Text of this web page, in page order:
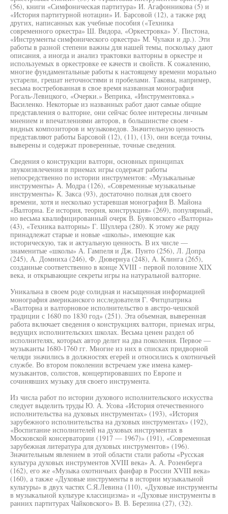
(56), книги «Симфоническая партитура» И. Агафонникова (5) и
«История партитурной нотации» И. Барсовой (12), а также ряд
других, написанных как учебные пособия («Техника
современного оркестра» Ш. Видора, «Оркестровка» У. Пистона,
«Инструменты симфонического оркестра» М. Чулаки и др.). Эти
работы в разной степени важны для нашей темы, поскольку дают
описания, а иногда и анализ трактовки валторны в оркестре и
используемых в оркестровке ее качеств и свойств. К сожалению,
многие фундаментальные работы к настоящему времени морально
устарели, грешат неточностями и пробелами. Таковы, например,
весьма востребованная в свое время названная монография
Рогаль-Левицкого, «Очерки.» Веприка, «Инструментовка.»
Василенко. Некоторые из названных работ дают самые общие
представления о валторне, они сейчас более интересны личным
мнением и впечатлениями авторов, в большинстве своем -
видных композиторов и музыковедов. Значительную ценность
представляют работы Барсовой (12), (11), (13), они всегда точны,
выверены и содержат проверенные, точные сведения.
Сведения о конструкции валторн, основных принципах
звукоизвлечения и приемах игры содержат работы
непосредственно по истории инструментов: «Музыкальные
инструменты» А. Модра (126), «Современные музыкальные
инструменты» К. Закса (93), достаточно полная для своего
времени, хотя и несколько устаревшая монография В. Майона
«Валторна. Ее история, теория, конструкция» (269), популярный,
но весьма квалифицированный очерк В. Буяновского «Валторна»
(43), «Техника валторны» Г. Шуллера (280). К этому же ряду
принадлежат старые и новые «школы», имеющие как
историческую, так и актуальную ценность. В их числе —
знаменитые «школы» А. Гампеля и Дж. Пунто (256), Л. Допра
(245), А. Домниха (246), Ф. Дювернуа (248), А. Клинга (265),
созданные соответственно в конце XVIII - первой половине XIX
века, и открывающие секреты игры на натуральной валторне.
Уникальна в своем роде солидная и насыщенная информацией
монография американского исследователя Г. Фитцпатрика
«Валторна и валторновое исполнительство в австро-чешской
традиции с 1680 по 1830 год» (251). Эта объемная, выверенная
работа включает сведения о конструкциях валторн, приемах игры,
ведущих исполнительских школах. Весьма ценен раздел об
исполнителях, которых автор делит на два поколения. Первое —
музыканты 1680-1760 гг. Многие из них в списках придворной
челяди значились в должностях егерей и относились к охотничьей
службе. Во втором поколении встречаем уже имена камер-
музыкантов, солистов, концертировавших по Европе и
сочинявших музыку для своего инструмента.
Из числа работ по истории духового исполнительского искусства
следует выделить труды Ю. А. Усова «История отечественного
исполнительства на духовых инструментах» (193), «История
зарубежного исполнительства на духовых инструментах» (192),
«Воспитание исполнителей на духовых инструментах в
Московской консерватории (1917 — 1967)» (191), «Современная
зарубежная литература для духовых инструментов» (196).
Значительным явлением в этой области стали работы «Русская
культура духовых инструментов XVIII века» А. А. Розенберга
(162), его же «Музыка охотничьих фанфар в России XVIII века»
(160), а также «Духовые инструменты в истории музыкальной
культуры» в двух частях С.Я.Левина (110), «Духовые инструменты
в музыкальной культуре классицизма» и «Духовые инструменты в
ранних партитурах Чайковского» В. В. Березина (27), (32).